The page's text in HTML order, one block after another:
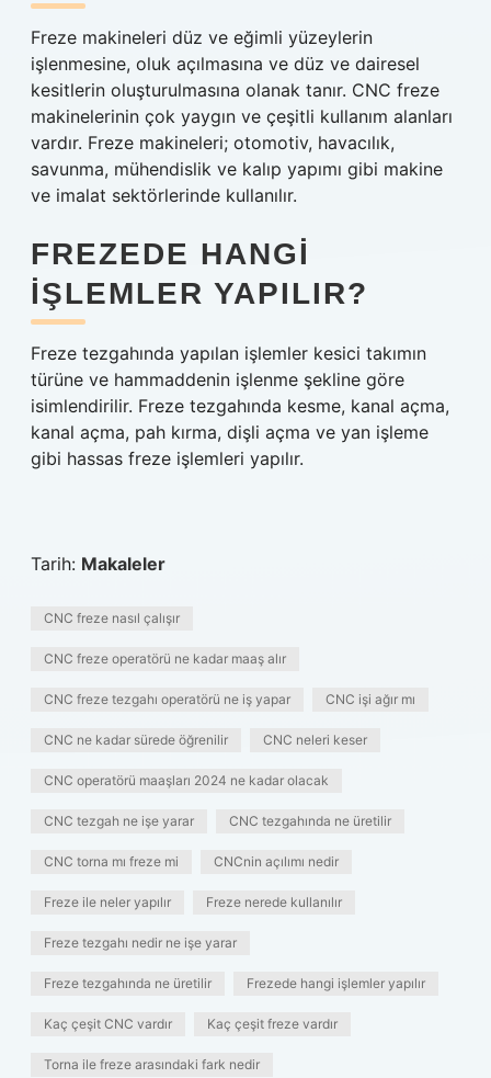
Freze makineleri düz ve eğimli yüzeylerin
işlenmesine, oluk açılmasına ve düz ve dairesel
kesitlerin oluşturulmasına olanak tanır. CNC freze
makinelerinin çok yaygın ve çeşitli kullanım alanları
vardır. Freze makineleri; otomotiv, havacılık,
savunma, mühendislik ve kalıp yapımı gibi makine
ve imalat sektörlerinde kullanılır.
FREZEDE HANGI
IŞLEMLER YAPILIR?
Freze tezgahında yapılan işlemler kesici takımın
türüne ve hammaddenin işlenme şekline göre
isimlendirilir. Freze tezgahında kesme, kanal açma,
kanal açma, pah kırma, dişli açma ve yan işleme
gibi hassas freze işlemleri yapılır.
Tarih: Makaleler
CNC freze nasıl çalışır
CNC freze operatörü ne kadar maaş alır
CNC freze tezgahı operatörü ne iş yapar CNC işi ağır mı
CNC ne kadar sürede öğrenilir CNC neleri keser
CNC operatörü maaşları 2024 ne kadar olacak
CNC tezgah ne işe yarar CNC tezgahında ne üretilir
CNC torna mı freze mi CNCnin açılımı nedir
Freze ile neler yapılır Freze nerede kullanılır
Freze tezgahı nedir ne işe yarar
Freze tezgahında ne üretilir Frezede hangi işlemler yapılır
Kaç çeşit CNC vardır Kaç çeşit freze vardır
Torna ile freze arasındaki fark nedir